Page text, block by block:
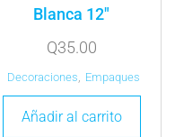
Blanca 12″
Q35.00
Decoraciones, Empaques
Añadir al carrito